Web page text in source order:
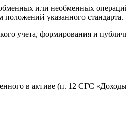
или необменных
указанного стандарта.
учета, формирования и
в активе (п. 12 СГС